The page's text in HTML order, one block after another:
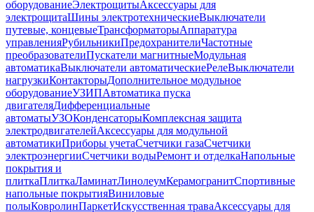
оборудованиеЭлектрощитыАксессуары для
электрощитаШины электротехническиеВыключатели
путевые, концевыеТрансформаторыАппаратура
управленияРубильникиПредохранителиЧастотные
преобразователиПускатели магнитныеМодульная
автоматикаВыключатели автоматическиеРелеВыключатели
нагрузкиКонтакторыДополнительное модульное
оборудованиеУЗИПАвтоматика пуска
двигателяДифференциальные
автоматыУЗОКонденсаторыКомплексная защита
электродвигателейАксессуары для модульной
автоматикиПриборы учетаСчетчики газаСчетчики
электроэнергииСчетчики водыРемонт и отделкаНапольные
покрытия и
плиткаПлиткаЛаминатЛинолеумКерамогранитСпортивные
напольные покрытияВиниловые
полыКовролинПаркетИскусственная траваАксессуары для